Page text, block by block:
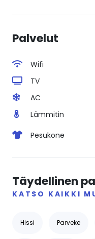
Palvelut
Wifi
TV
AC
Lämmitin
Pesukone
Täydellinen
KATSO KAIKKI
Hissi Parveke